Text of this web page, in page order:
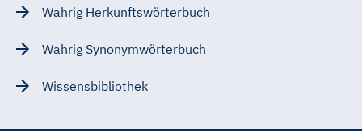
Wahrig Herkunftswörterbuch
Wahrig Synonymwörterbuch
Wissensbibliothek